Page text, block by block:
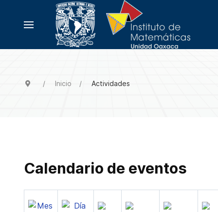
Inicio Actividades
Calendario de eventos